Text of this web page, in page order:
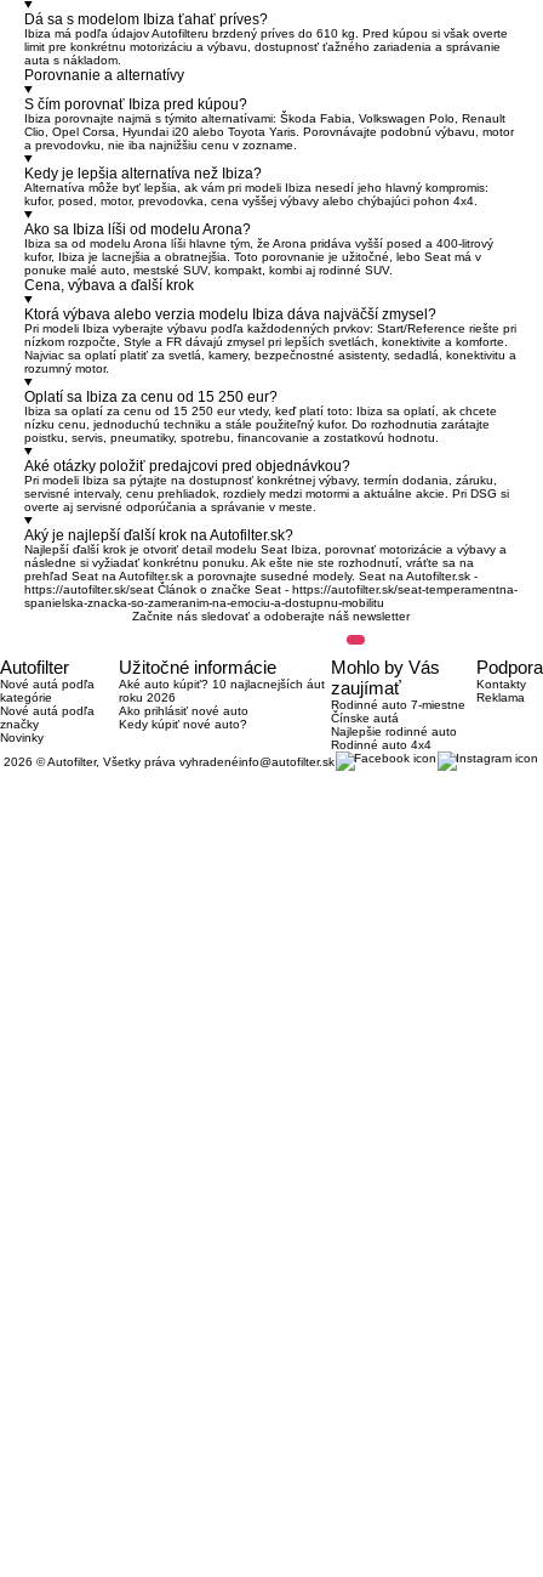
Dá sa s modelom Ibiza ťahať príves?
Ibiza má podľa údajov Autofilteru brzdený príves do 610 kg. Pred kúpou si však overte
limit pre konkrétnu motorizáciu a výbavu, dostupnosť ťažného zariadenia a správanie
auta s nákladom.
Porovnanie a alternatívy
S čím porovnať Ibiza pred kúpou?
Ibiza porovnajte najmä s týmito alternatívami: Škoda Fabia, Volkswagen Polo, Renault
Clio, Opel Corsa, Hyundai i20 alebo Toyota Yaris. Porovnávajte podobnú výbavu, motor
a prevodovku, nie iba najnižšiu cenu v zozname.
Kedy je lepšia alternatíva než Ibiza?
Alternatíva môže byť lepšia, ak vám pri modeli Ibiza nesedí jeho hlavný kompromis:
kufor, posed, motor, prevodovka, cena vyššej výbavy alebo chýbajúci pohon 4x4.
Ako sa Ibiza líši od modelu Arona?
Ibiza sa od modelu Arona líši hlavne tým, že Arona pridáva vyšší posed a 400-litrový
kufor, Ibiza je lacnejšia a obratnejšia. Toto porovnanie je užitočné, lebo Seat má v
ponuke malé auto, mestské SUV, kompakt, kombi aj rodinné SUV.
Cena, výbava a ďalší krok
Ktorá výbava alebo verzia modelu Ibiza dáva najväčší zmysel?
Pri modeli Ibiza vyberajte výbavu podľa každodenných prvkov: Start/Reference riešte pri
nízkom rozpočte, Style a FR dávajú zmysel pri lepších svetlách, konektivite a komforte.
Najviac sa oplatí platiť za svetlá, kamery, bezpečnostné asistenty, sedadlá, konektivitu a
rozumný motor.
Oplatí sa Ibiza za cenu od 15 250 eur?
Ibiza sa oplatí za cenu od 15 250 eur vtedy, keď platí toto: Ibiza sa oplatí, ak chcete
nízku cenu, jednoduchú techniku a stále použiteľný kufor. Do rozhodnutia zarátajte
poistku, servis, pneumatiky, spotrebu, financovanie a zostatkovú hodnotu.
Aké otázky položiť predajcovi pred objednávkou?
Pri modeli Ibiza sa pýtajte na dostupnosť konkrétnej výbavy, termín dodania, záruku,
servisné intervaly, cenu prehliadok, rozdiely medzi motormi a aktuálne akcie. Pri DSG si
overte aj servisné odporúčania a správanie v meste.
Aký je najlepší ďalší krok na Autofilter.sk?
Najlepší ďalší krok je otvoriť detail modelu Seat Ibiza, porovnať motorizácie a výbavy a
následne si vyžiadať konkrétnu ponuku. Ak ešte nie ste rozhodnutí, vráťte sa na
prehľad Seat na Autofilter.sk a porovnajte susedné modely. Seat na Autofilter.sk -
https://autofilter.sk/seat Článok o značke Seat - https://autofilter.sk/seat-temperamentna-
spanielska-znacka-so-zameranim-na-emociu-a-dostupnu-mobilitu
Začnite nás sledovať a odoberajte náš newsletter
Autofilter
Nové autá podľa
kategórie
Nové autá podľa
značky
Novinky
Užitočné informácie
Aké auto kúpiť? 10 najlacnejších áut
roku 2026
Ako prihlásiť nové auto
Kedy kúpiť nové auto?
Mohlo by Vás
zaujímať
Rodinné auto 7-miestne
Čínske autá
Najlepšie rodinné auto
Rodinné auto 4x4
Podpora
Kontakty
Reklama
2026 © Autofilter, Všetky práva vyhradenéinfo@autofilter.sk